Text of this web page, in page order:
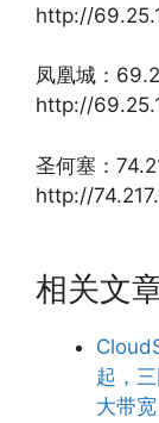
http://
凤凰城：
http://
圣何塞：
http://
相关文
起，
大带宽